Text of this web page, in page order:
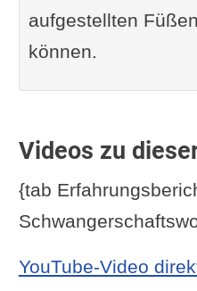
aufgestellten
können.
Videos zu
{tab
YouTube-Video